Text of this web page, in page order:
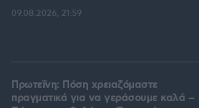
09.08.2026, 21:59
Πρωτεΐνη: Πόση χρειαζόμαστε
πραγματικά για να γεράσουμε καλά –